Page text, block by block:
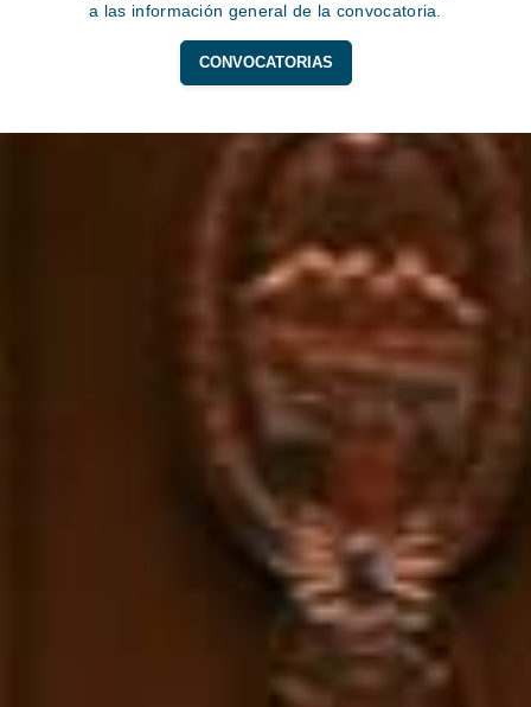
a las información general de la convocatoria.
CONVOCATORIAS